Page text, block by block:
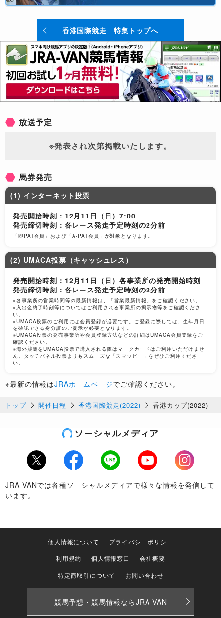
【香港カップ】ロマンチックウォリアーが圧勝！
ダノンザキッドがマネーキャッチャーとの2着争い
を制す
ジャックドール 7着 / パンサラッサ 10着 / ダノンザキッド 2着 / レイパパレ
9着 / ジオグリフ 6着
12/10
パンサラッサの逃げに香港JCも注目、先行
12/09
​香港カップ枠順、8番枠のパンサラッサは
「この並びなら日本馬で前を固められる」
白星を金星に変えられるか
12/09
香港国際競走 特集トップへ
放送予定
※発表され次第掲載いたします。
馬券発売
(1) インターネット投票
発売開始時刻：12月11日（日）7:00
発売締切時刻：各レース発走予定時刻の2分前
「即PAT会員」および「A-PAT会員」が対象となります。
(2) UMACA投票（キャッシュレス）
発売開始時刻：12月11日（日）各事業所の発売開始時刻
発売締切時刻：各レース発走予定時刻の2分前
※各事業所の営業時間等の最新情報は、「営業最新情報」をご確認ください。
※入出金終了時刻等についてはご利用される事業所の掲示物等をご確認くださ
い。
※UMACA投票のご利用には会員登録が必要です。ご登録に際しては、生年月日
を確認できる身分証のご提示が必要となります。
※UMACA投票の発売事業所や会員登録方法などの詳細はUMACA会員登録をご
確認ください。
※海外競馬をUMACA投票で購入される際はマークカードはご利用いただけませ
ん。タッチパネル投票よりもスムーズな「スマッピー」をぜひご利用くださ
い。
※最新の情報はJRAホームページでご確認ください。
トップ 開催日程 香港国際競走(2022) 香港カップ(2022)
ソーシャルメディア
Twitter Facebook LINE Youtube
Instagram
JRA-VANでは各種ソーシャルメディアで様々な情報を発信して
います。
個人情報について
プライバシーポリシー
利用規約
個人情報窓口
会社概要
特定商取引について
お問い合わせ
競馬予想・競馬情報ならJRA-VAN